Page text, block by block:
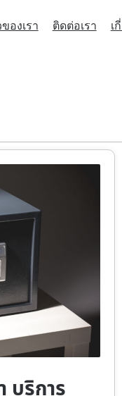
องเรา ติดต่อเรา เ
บริการ